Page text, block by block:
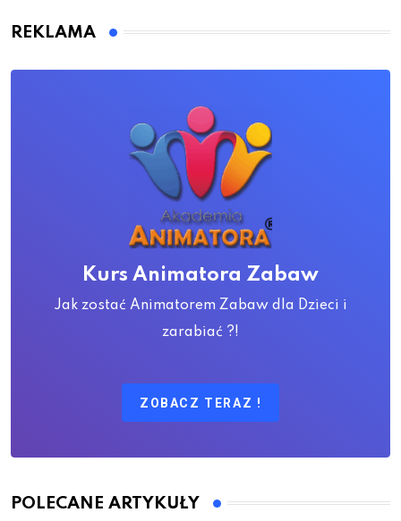
REKLAMA
Kurs Animatora Zabaw
Jak zostać Animatorem Zabaw dla Dzieci i
zarabiać ?!
ZOBACZ TERAZ !
POLECANE ARTYKUŁY